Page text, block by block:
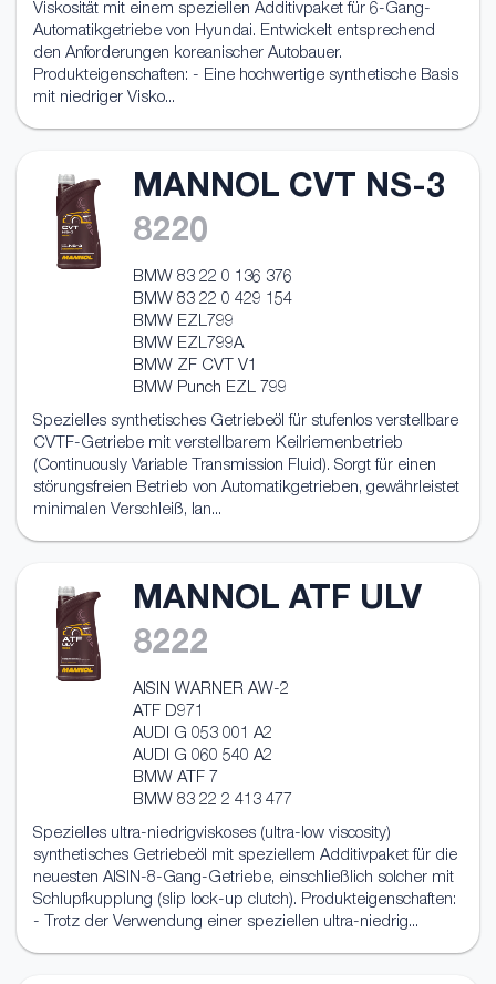
Viskosität mit einem speziellen Additivpaket für 6-Gang-
Automatikgetriebe von Hyundai. Entwickelt entsprechend
den Anforderungen koreanischer Autobauer.
Produkteigenschaften: - Eine hochwertige synthetische Basis
mit niedriger Visko...
MANNOL CVT NS-3
8220
BMW 83 22 0 136 376
BMW 83 22 0 429 154
BMW EZL799
BMW EZL799A
BMW ZF CVT V1
BMW Punch EZL 799
Spezielles synthetisches Getriebeöl für stufenlos verstellbare
CVTF-Getriebe mit verstellbarem Keilriemenbetrieb
(Continuously Variable Transmission Fluid). Sorgt für einen
störungsfreien Betrieb von Automatikgetrieben, gewährleistet
minimalen Verschleiß, lan...
MANNOL ATF ULV
8222
AISIN WARNER AW-2
ATF D971
AUDI G 053 001 A2
AUDI G 060 540 A2
BMW ATF 7
BMW 83 22 2 413 477
Spezielles ultra-niedrigviskoses (ultra-low viscosity)
synthetisches Getriebeöl mit speziellem Additivpaket für die
neuesten AISIN-8-Gang-Getriebe, einschließlich solcher mit
Schlupfkupplung (slip lock-up clutch). Produkteigenschaften:
- Trotz der Verwendung einer speziellen ultra-niedrig...